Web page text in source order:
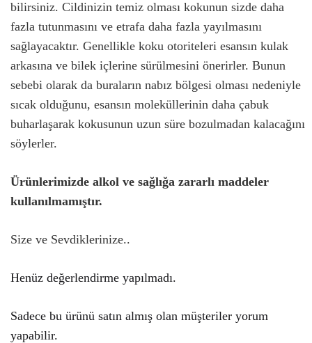
bilirsiniz. Cildinizin temiz olması kokunun sizde daha
fazla tutunmasını ve etrafa daha fazla yayılmasını
sağlayacaktır. Genellikle koku otoriteleri esansın kulak
arkasına ve bilek içlerine sürülmesini önerirler. Bunun
sebebi olarak da buraların nabız bölgesi olması nedeniyle
sıcak olduğunu, esansın moleküllerinin daha çabuk
buharlaşarak kokusunun uzun süre bozulmadan kalacağını
söylerler.
Ürünlerimizde alkol ve sağlığa zararlı maddeler
kullanılmamıştır.
Size ve Sevdiklerinize..
Henüz değerlendirme yapılmadı.
Sadece bu ürünü satın almış olan müşteriler yorum
yapabilir.